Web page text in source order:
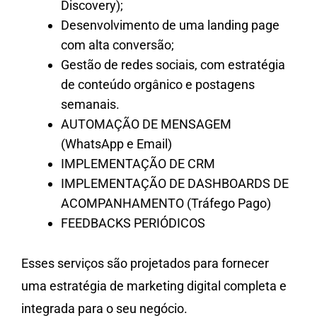
Discovery);
Desenvolvimento de uma landing page
com alta conversão;
Gestão de redes sociais, com estratégia
de conteúdo orgânico e postagens
semanais.
AUTOMAÇÃO DE MENSAGEM
(WhatsApp e Email)​
IMPLEMENTAÇÃO DE CRM​
IMPLEMENTAÇÃO DE DASHBOARDS DE
ACOMPANHAMENTO (Tráfego Pago)
FEEDBACKS PERIÓDICOS
Esses serviços são projetados para fornecer
uma estratégia de marketing digital completa e
integrada para o seu negócio.